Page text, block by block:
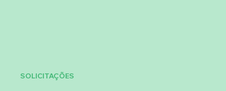
SOLICITAÇÕES